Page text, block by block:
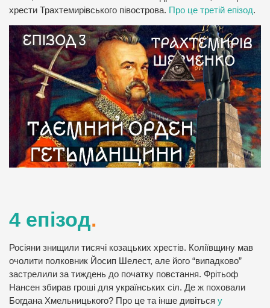
хрести Трахтемирівського півострова. Про це третій епізод.
4 епізод.
Росіяни знищили тисячі козацьких хрестів. Коліївщину мав
очолити полковник Йосип Шелест, але його “випадково”
застрелили за тиждень до початку повстання. Фрітьоф
Нансен збирав гроші для українських сіл. Де ж поховали
Богдана Хмельницького? Про це та інше дивіться у